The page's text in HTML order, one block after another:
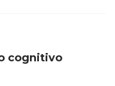
cognitivo